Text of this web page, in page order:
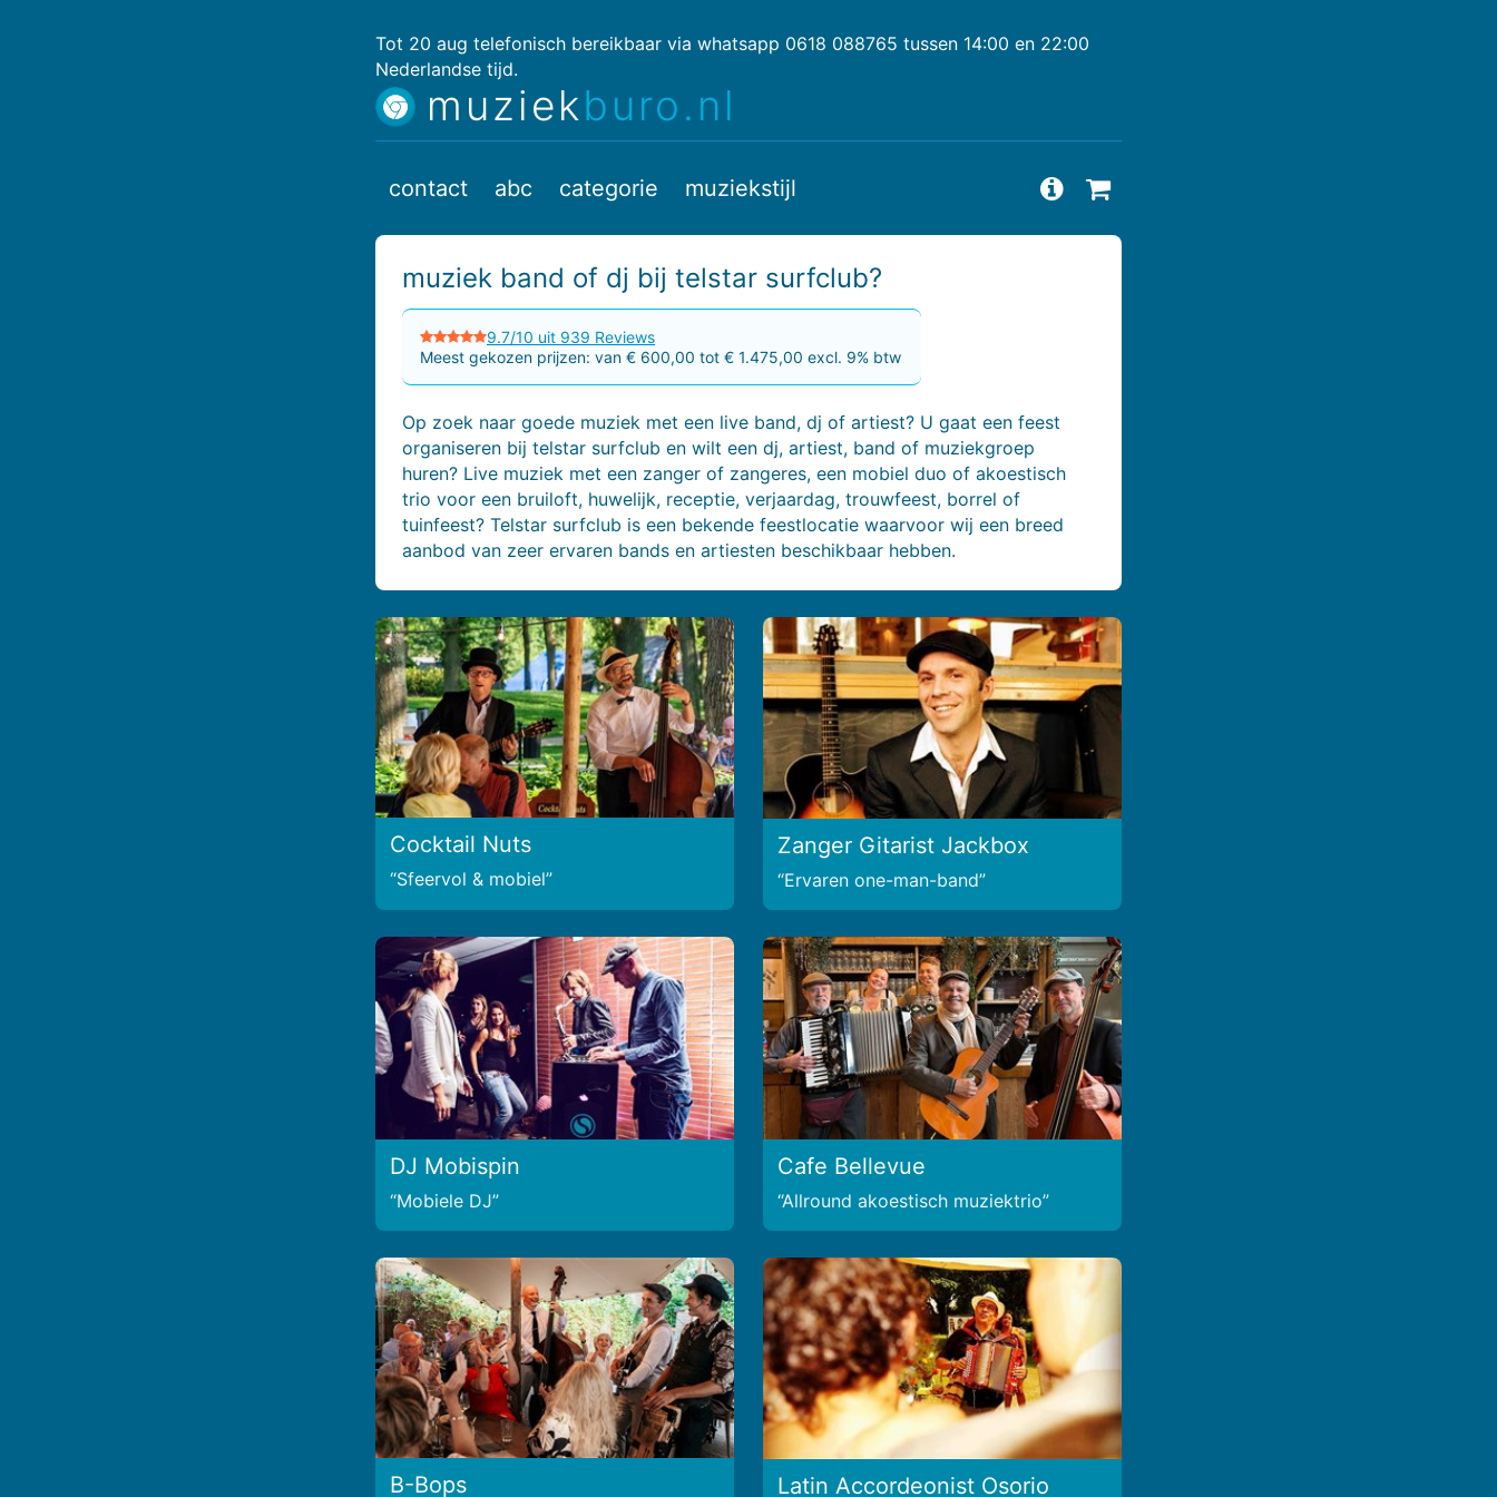
Tot 20 aug telefonisch bereikbaar via whatsapp 0618 088765 tussen 14:00 en 22:00
Nederlandse tijd.
muziekburo.nl
muziek band of dj bij telstar surfclub?
9.7/10 uit 939 Reviews
Meest gekozen prijzen: van € 600,00 tot € 1.475,00 excl. 9% btw
Op zoek naar goede muziek met een live band, dj of artiest? U gaat een feest
organiseren bij telstar surfclub en wilt een dj, artiest, band of muziekgroep
huren? Live muziek met een zanger of zangeres, een mobiel duo of akoestisch
trio voor een bruiloft, huwelijk, receptie, verjaardag, trouwfeest, borrel of
tuinfeest? Telstar surfclub is een bekende feestlocatie waarvoor wij een breed
aanbod van zeer ervaren bands en artiesten beschikbaar hebben.
Cocktail Nuts
Sfeervol & mobiel
Zanger Gitarist Jackbox
Ervaren one-man-band
DJ Mobispin
Mobiele DJ
Cafe Bellevue
Allround akoestisch muziektrio
B-Bops Latin Accordeonist Osorio
contact abc categorie muziekstijl Vragen en antwoorden bekijken
Beschikbaarheid aanvragen